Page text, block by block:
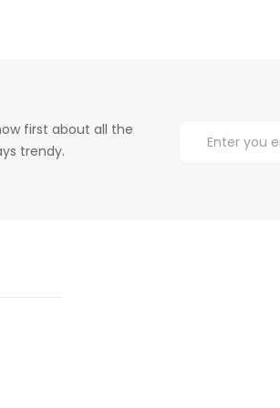
first about all the
trendy.